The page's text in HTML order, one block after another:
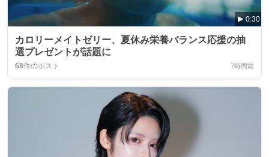
0:30
カロリーメイトゼリー、夏休み栄養バランス応援の抽
選プレゼントが話題に
68件のポスト 7時間前